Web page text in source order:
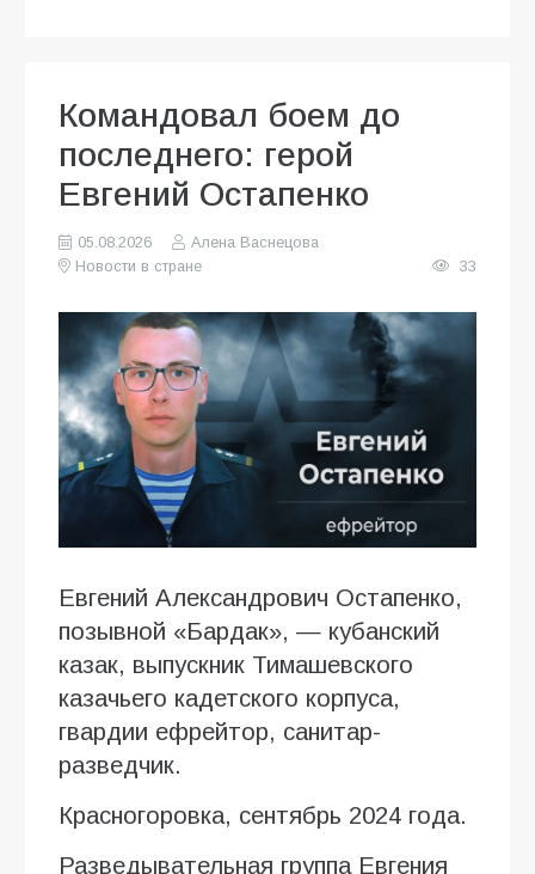
Командовал боем до
последнего: герой
Евгений Остапенко
05.08.2026
Алена Васнецова
Новости в стране
33
Евгений Александрович Остапенко,
позывной «Бардак», — кубанский
казак, выпускник Тимашевского
казачьего кадетского корпуса,
гвардии ефрейтор, санитар-
разведчик.
Красногоровка, сентябрь 2024 года.
Разведывательная группа Евгения